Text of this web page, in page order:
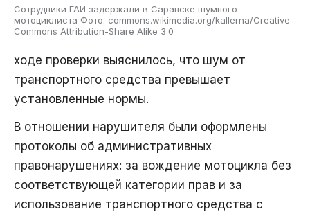
Сотрудники ГАИ задержали в Саранске шумного
мотоциклиста Фото: commons.wikimedia.org/kallerna/Creative
Commons Attribution-Share Alike 3.0
ходе проверки выяснилось, что шум от
транспортного средства превышает
установленные нормы.
В отношении нарушителя были оформлены
протоколы об административных
правонарушениях: за вождение мотоцикла без
соответствующей категории прав и за
использование транспортного средства с